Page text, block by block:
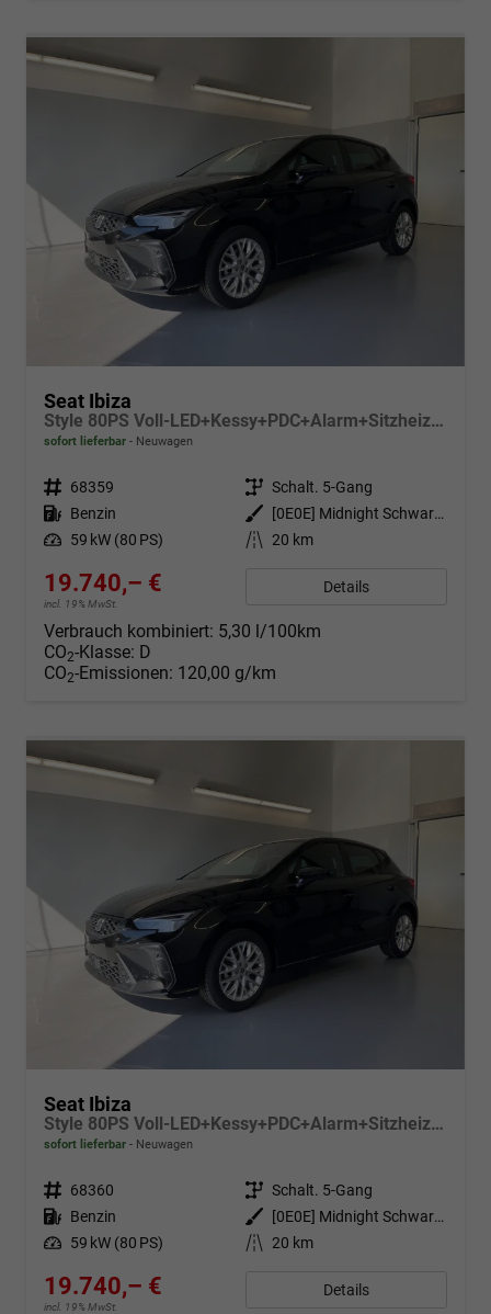
Seat Ibiza
Style 80PS Voll-LED+Kessy+PDC+Alarm+Sitzheizung+Kamera+App-Connect
sofort lieferbar Neuwagen
Fahrzeugnr. 68359 Getriebe Schalt. 5-Gang
Kraftstoff Benzin Außenfarbe
[0E0E] Midnight Schwarz Metallic
Leistung 59 kW (80 PS) Kilometerstand 20 km
19.740,– €
incl. 19% MwSt.
Details
Verbrauch kombiniert: 5,30 l/100km
CO2-Klasse: D
CO2-Emissionen: 120,00 g/km
Seat Ibiza
Style 80PS Voll-LED+Kessy+PDC+Alarm+Sitzheizung+Kamera+App-Connect
sofort lieferbar Neuwagen
Fahrzeugnr. 68360 Getriebe Schalt. 5-Gang
Kraftstoff Benzin Außenfarbe
[0E0E] Midnight Schwarz Metallic
Leistung 59 kW (80 PS) Kilometerstand 20 km
19.740,– €
incl. 19% MwSt.
Details